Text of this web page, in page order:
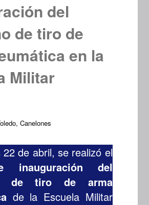
del
de tiro de
en la
Militar
Canelones
de abril, se realizó el
inauguración del
de tiro de arma
de la Escuela Militar